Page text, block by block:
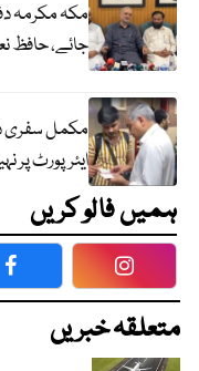
مکہ مکرمہ
جائے، حافظ
مکمل سفری
ایئرپورٹ پر
ہمیں فالو کریں
Facebook
متعلقہ خبریں